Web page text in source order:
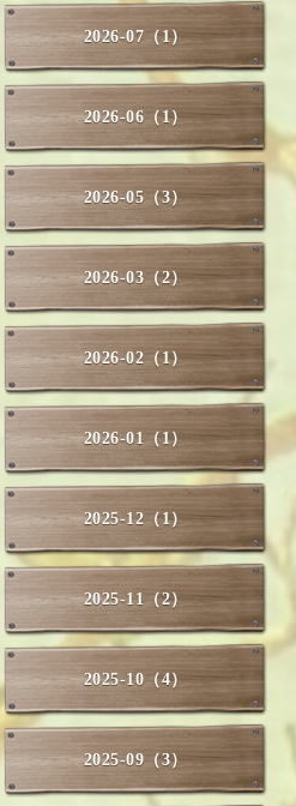
2026-07（1）
2026-06（1）
2026-05（3）
2026-03（2）
2026-02（1）
2026-01（1）
2025-12（1）
2025-11（2）
2025-10（4）
2025-09（3）